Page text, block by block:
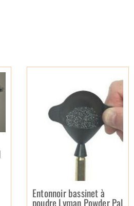
Entonnoir bassinet à
poudre Lyman Powder Pal